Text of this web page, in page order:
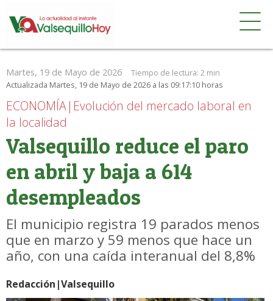
Martes, 19 de Mayo de 2026 Tiempo de lectura: 2 min
Actualizada Martes, 19 de Mayo de 2026 a las 09:17:10 horas
ECONOMÍA|Evolución del mercado laboral en
la localidad
Valsequillo reduce el paro
en abril y baja a 614
desempleados
El municipio registra 19 parados menos
que en marzo y 59 menos que hace un
año, con una caída interanual del 8,8%
Redacción|Valsequillo